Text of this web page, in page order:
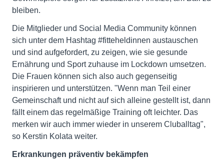
bleiben.
Die Mitglieder und Social Media Community können
sich unter dem Hashtag #fitteheldinnen austauschen
und sind aufgefordert, zu zeigen, wie sie gesunde
Ernährung und Sport zuhause im Lockdown umsetzen.
Die Frauen können sich also auch gegenseitig
inspirieren und unterstützen. "Wenn man Teil einer
Gemeinschaft und nicht auf sich alleine gestellt ist, dann
fällt einem das regelmäßige Training oft leichter. Das
merken wir auch immer wieder in unserem Cluballtag",
so Kerstin Kolata weiter.
Erkrankungen präventiv bekämpfen